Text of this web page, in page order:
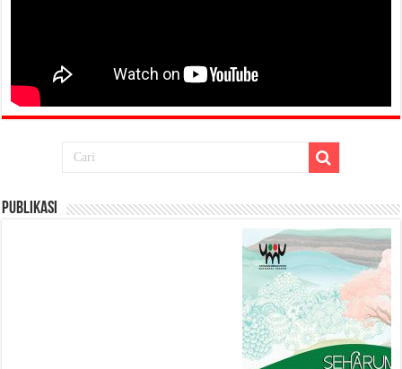
Publikasi